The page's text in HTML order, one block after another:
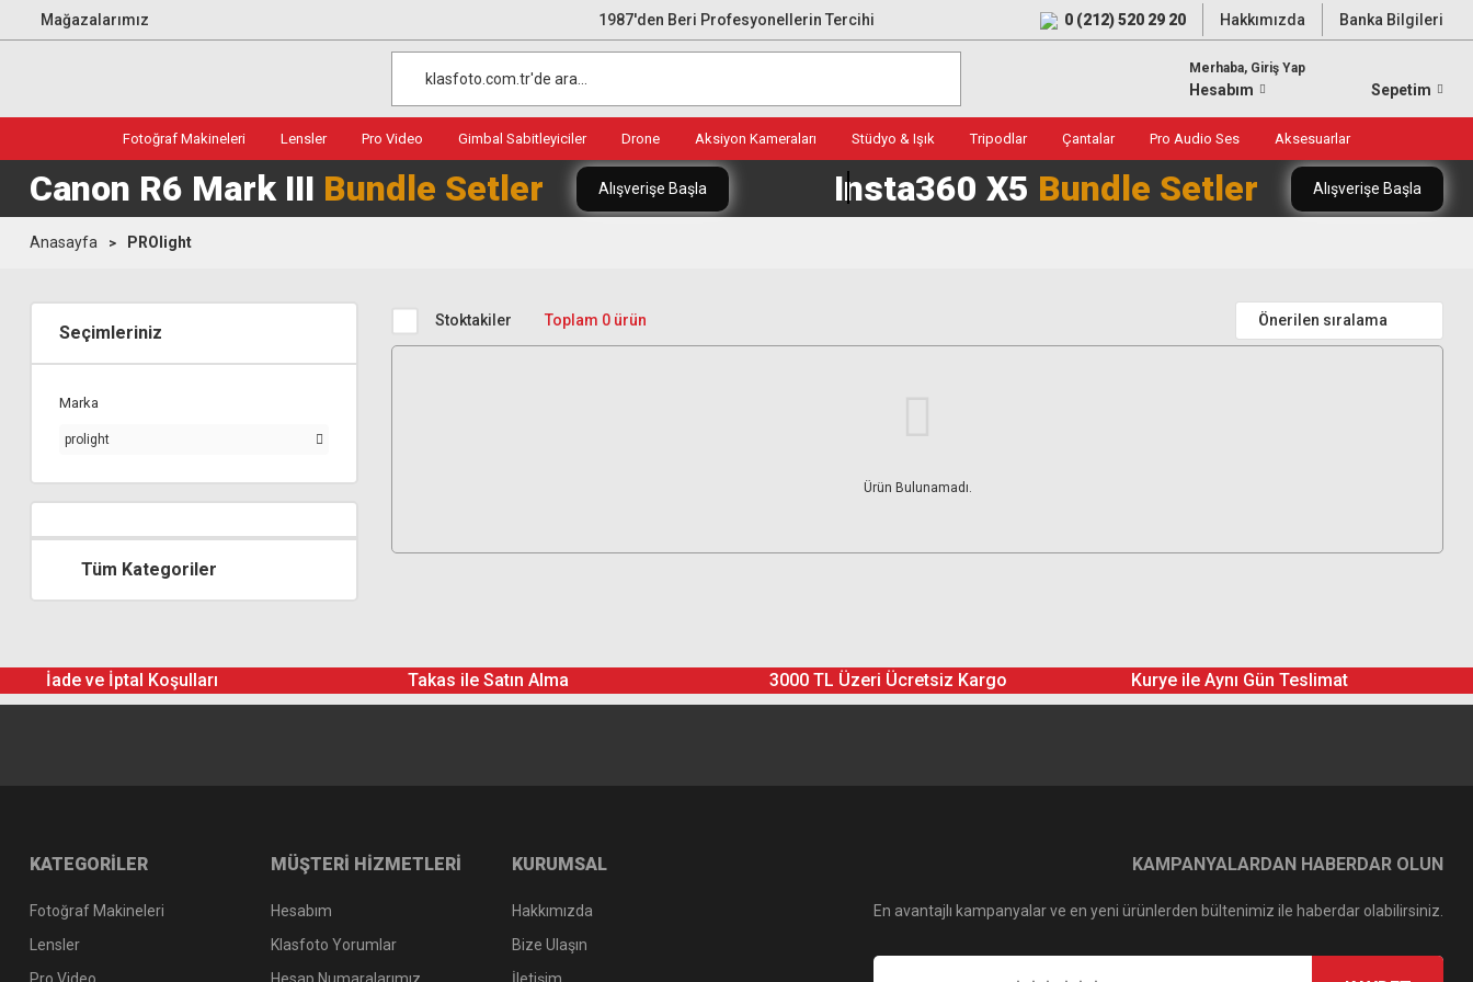
Mağazalarımız 1987'den Beri Profesyonellerin Tercihi 0 (212) 520 29 20 Hakkımızda Banka Bilgileri
Merhaba, Giriş Yap
Hesabım Sepetim
Fotoğraf Makineleri Lensler Pro Video Gimbal Sabitleyiciler Drone Aksiyon Kameraları Stüdyo & Işık Tripodlar Çantalar Pro Audio Ses Aksesuarlar
Canon R6 Mark III Bundle Setler Alışverişe Başla Insta360 X5 Bundle Setler Alışverişe Başla
Anasayfa PROlight
Seçimleriniz
Marka
prolight
Tüm Kategoriler
Stoktakiler Toplam 0 ürün
Ürün Bulunamadı.
İade ve İptal Koşulları Takas ile Satın Alma 3000 TL Üzeri Ücretsiz Kargo Kurye ile Aynı Gün Teslimat
KATEGORİLER
Fotoğraf Makineleri
Lensler
MÜŞTERİ HİZMETLERİ
Hesabım
Klasfoto Yorumlar
KURUMSAL
Hakkımızda
Bize Ulaşın
KAMPANYALARDAN HABERDAR OLUN
En avantajlı kampanyalar ve en yeni ürünlerden bültenimiz ile haberdar olabilirsiniz.